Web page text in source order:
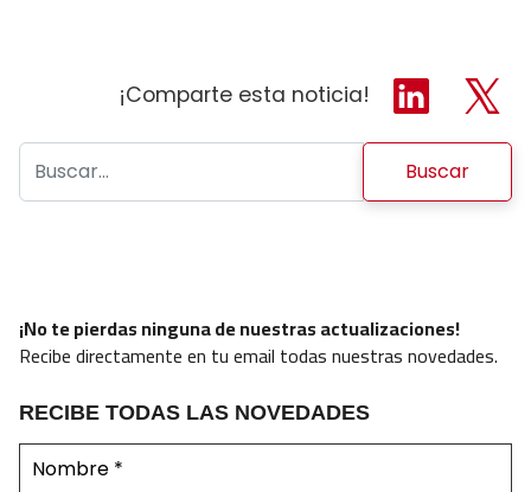
¡Comparte esta noticia!
Buscar:
¡No te pierdas ninguna de nuestras actualizaciones!
Recibe directamente en tu email todas nuestras novedades.
RECIBE TODAS LAS NOVEDADES